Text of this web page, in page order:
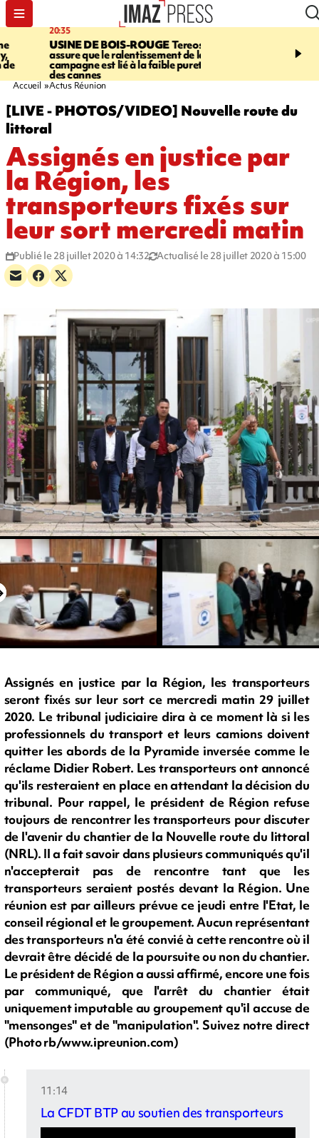
20:35
USINE DE BOIS-ROUGETereos
assure que le ralentissement de la
campagne est lié à la faible pureté
des cannes
19:49
Quentin Dumontier, sa
Accueil Actus Réunion
[LIVE - PHOTOS/VIDEO] Nouvelle route du
littoral
Assignés en justice par
la Région, les
transporteurs fixés sur
leur sort mercredi matin
Publié le 28 juillet 2020 à 14:32 Actualisé le 28 juillet 2020 à 15:00
Assignés en justice par la Région, les transporteurs
seront fixés sur leur sort ce mercredi matin 29 juillet
2020. Le tribunal judiciaire dira à ce moment là si les
professionnels du transport et leurs camions doivent
quitter les abords de la Pyramide inversée comme le
réclame Didier Robert. Les transporteurs ont annoncé
qu'ils resteraient en place en attendant la décision du
tribunal. Pour rappel, le président de Région refuse
toujours de rencontrer les transporteurs pour discuter
de l'avenir du chantier de la Nouvelle route du littoral
(NRL). Il a fait savoir dans plusieurs communiqués qu'il
n'accepterait pas de rencontre tant que les
transporteurs seraient postés devant la Région. Une
réunion est par ailleurs prévue ce jeudi entre l'Etat, le
conseil régional et le groupement. Aucun représentant
des transporteurs n'a été convié à cette rencontre où il
devrait être décidé de la poursuite ou non du chantier.
Le président de Région a aussi affirmé, encore une fois
par communiqué, que l'arrêt du chantier était
uniquement imputable au groupement qu'il accuse de
"mensonges" et de "manipulation". Suivez notre direct
(Photo rb/www.ipreunion.com)
11:14
La CFDT BTP au soutien des transporteurs